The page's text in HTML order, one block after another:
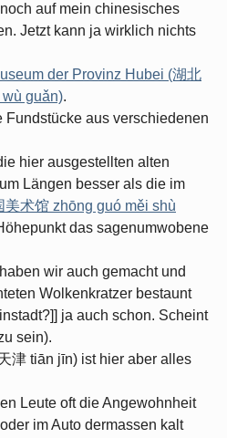
auf mein chinesisches
Jetzt kann ja wirklich nichts
der Provinz Hubei (湖北
guǎn).
Fundstücke aus verschiedenen
hier ausgestellten alten
Längen besser als die im
美术馆 zhōng guó měi shù
das sagenumwobene
wir auch gemacht und
Wolkenkratzer bestaunt
ja auch schon. Scheint
sein).
津 tiān jīn) ist hier aber alles
Leute oft die Angewohnheit
im Auto dermassen kalt